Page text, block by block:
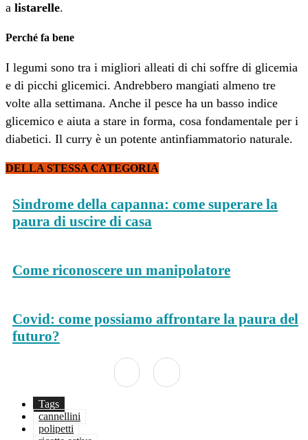
a listarelle.
Perché fa bene
I legumi sono tra i migliori alleati di chi soffre di glicemia
e di picchi glicemici. Andrebbero mangiati almeno tre
volte alla settimana. Anche il pesce ha un basso indice
glicemico e aiuta a stare in forma, cosa fondamentale per i
diabetici. Il curry è un potente antinfiammatorio naturale.
DELLA STESSA CATEGORIA
Sindrome della capanna: come superare la
paura di uscire di casa
Come riconoscere un manipolatore
Covid: come possiamo affrontare la paura del
futuro?
Tags
cannellini
polipetti